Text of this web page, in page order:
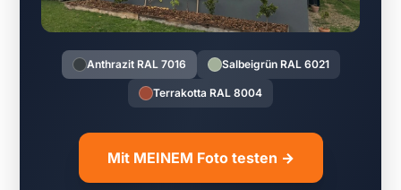
Anthrazit RAL 7016 Salbeigrün RAL 6021
Terrakotta RAL 8004
Mit MEINEM Foto testen →